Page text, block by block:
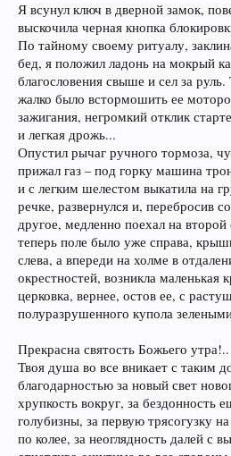
Я всунул ключ в дверной замок,
выскочила черная кнопка
По тайному своему ритуалу,
бед, я положил ладонь на мокрый
благословения свыше и сел за
жалко было встормошить ее
зажигания, негромкий отклик
и легкая дрожь...
Опустил рычаг ручного тормоза,
прижал газ – под горку машина
и с легким шелестом выкатила на
речке, развернулся и, перебросив
другое, медленно поехал на
теперь поле было уже справа,
слева, а впереди на холме в
окрестностей, возникла маленькая
церковка, вернее, остов ее, с
полуразрушенного купола
Прекрасна святость Божьего утра!..
Твоя душа во все вникает с таким
благодарностью за новый свет
хрупкость вокруг, за бездонность
голубизны, за первую трясогузку
по колее, за неоглядность далей с